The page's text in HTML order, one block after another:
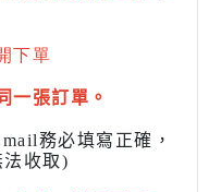
下單
一張訂單。
務必填寫正確，
收取)